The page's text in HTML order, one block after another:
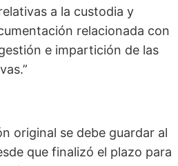
a la custodia y
relacionada con
e impartición de las
original se debe guardar al
que finalizó el plazo para